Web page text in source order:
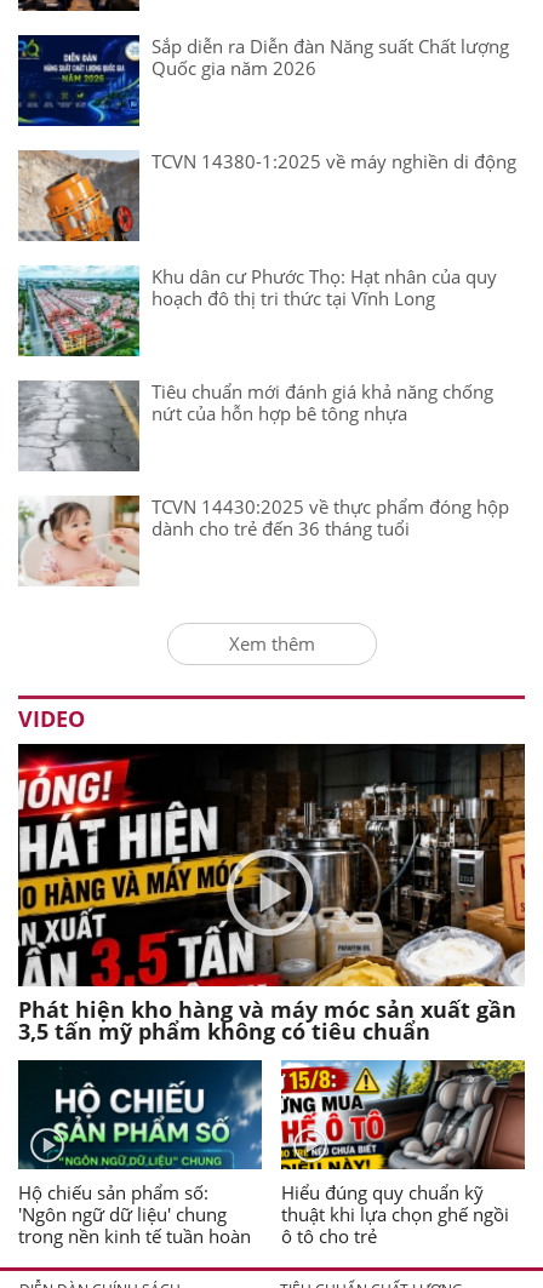
Sắp diễn ra Diễn đàn Năng suất Chất lượng
Quốc gia năm 2026
TCVN 14380-1:2025 về máy nghiền di động
Khu dân cư Phước Thọ: Hạt nhân của quy
hoạch đô thị tri thức tại Vĩnh Long
Tiêu chuẩn mới đánh giá khả năng chống
nứt của hỗn hợp bê tông nhựa
TCVN 14430:2025 về thực phẩm đóng hộp
dành cho trẻ đến 36 tháng tuổi
Xem thêm
VIDEO
Phát hiện kho hàng và máy móc sản xuất gần
3,5 tấn mỹ phẩm không có tiêu chuẩn
Hộ chiếu sản phẩm số:
'Ngôn ngữ dữ liệu' chung
trong nền kinh tế tuần hoàn
Hiểu đúng quy chuẩn kỹ
thuật khi lựa chọn ghế ngồi
ô tô cho trẻ